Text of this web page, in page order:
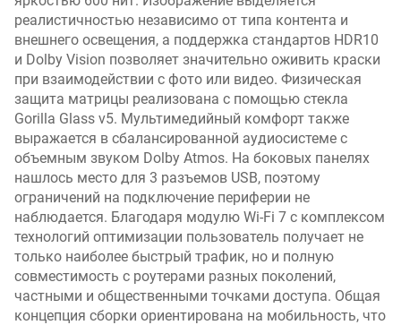
реалистичностью независимо от типа контента и
внешнего освещения, а поддержка стандартов HDR10
и Dolby Vision позволяет значительно оживить краски
при взаимодействии с фото или видео. Физическая
защита матрицы реализована с помощью стекла
Gorilla Glass v5. Мультимедийный комфорт также
выражается в сбалансированной аудиосистеме с
объемным звуком Dolby Atmos. На боковых панелях
нашлось место для 3 разъемов USB, поэтому
ограничений на подключение периферии не
наблюдается. Благодаря модулю Wi-Fi 7 с комплексом
технологий оптимизации пользователь получает не
только наиболее быстрый трафик, но и полную
совместимость с роутерами разных поколений,
частными и общественными точками доступа. Общая
концепция сборки ориентирована на мобильность, что